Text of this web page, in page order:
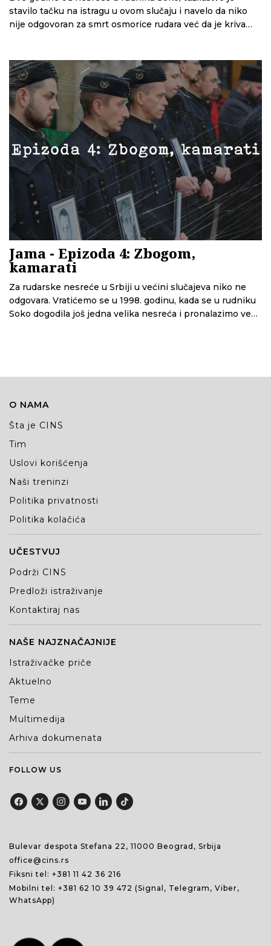
stavilo tačku na istragu u ovom slučaju i navelo da niko
nije odgovoran za smrt osmorice rudara već da je kriva
Jama - Epizoda 4: Zbogom,
kamarati
Za rudarske nesreće u Srbiji u većini slučajeva niko ne
odgovara. Vratićemo se u 1998. godinu, kada se u rudniku
Soko dogodila još jedna velika nesreća i pronalazimo vezu
preostaje porodicama posle svega.
O NAMA
Šta je CINS
Tim
Uslovi korišćenja
Naši treninzi
Politika privatnosti
Politika kolačića
UČESTVUJ
Podrži CINS
Predloži istraživanje
Kontaktiraj nas
NAŠE NAJZNAČAJNIJE
Istraživačke priče
Aktuelno
Teme
Multimedija
Arhiva dokumenata
FOLLOW US
Bulevar despota Stefana 22, 11000 Beograd, Srbija
office@cins.rs
Fiksni tel: +381 11 42 36 216
Mobilni tel: +381 62 10 39 472 (Signal, Telegram, Viber,
WhatsApp)